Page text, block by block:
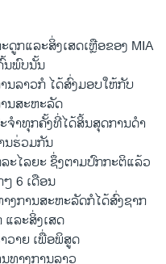
ດູກແລະສິ່ງເສດເຫຼືອຂອງ MIA
ພົບນັ້ນ
ນລາວກໍ ໄດ້ສົ່ງມອບໃຫ້ກັບ
ນສະຫະລັດ
ຈໍາທຸກຄັ້ງທີ່ໄດ້ສິ້ນສຸດການດໍາ
ນຮ່ວມກັນ
ະໄລຍະ ຊຶ່ງຕາມປົກກະຕິແລ້ວ
6 ເດືອນ
ງການສະຫະລັດກໍໄດ້ສົ່ງຊາກ
ແລະສິ່ງເສດ
ວາຍ ເພື່ອພິສູດ
ທາງການລາວ